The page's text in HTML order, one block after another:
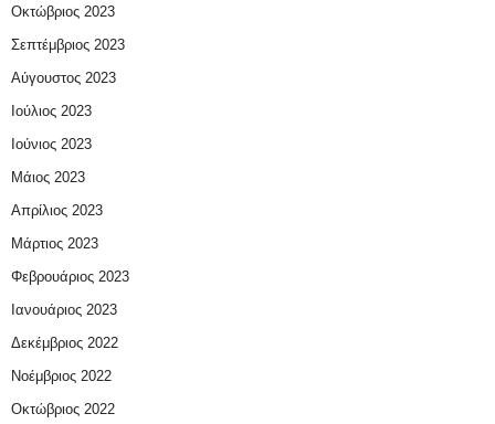
Οκτώβριος 2023
Σεπτέμβριος 2023
Αύγουστος 2023
Ιούλιος 2023
Ιούνιος 2023
Μάιος 2023
Απρίλιος 2023
Μάρτιος 2023
Φεβρουάριος 2023
Ιανουάριος 2023
Δεκέμβριος 2022
Νοέμβριος 2022
Οκτώβριος 2022